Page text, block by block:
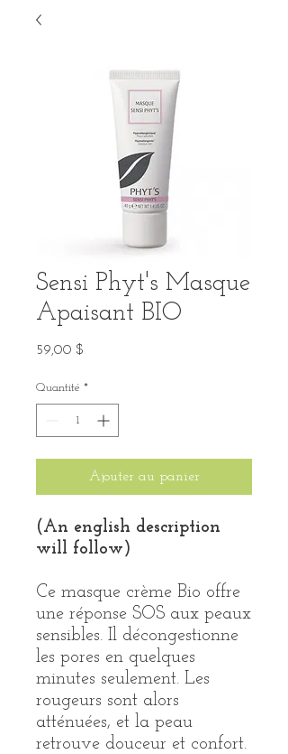
Sensi Phyt's Masque
Apaisant BIO
59,00 $
Quantité *
Ajouter au panier
(An english description
will follow)
Ce masque crème Bio offre
une réponse SOS aux peaux
sensibles. Il décongestionne
les pores en quelques
minutes seulement. Les
rougeurs sont alors
atténuées, et la peau
retrouve douceur et confort.